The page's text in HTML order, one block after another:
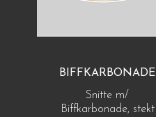
BIFFKARBONADE
Snitte m/
Biffkarbonade, stekt